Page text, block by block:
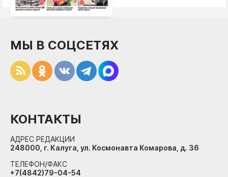
МЫ В СОЦСЕТЯХ
КОНТАКТЫ
АДРЕС РЕДАКЦИИ
248000, г. Калуга, ул. Космонавта Комарова, д. 36
ТЕЛЕФОН/ФАКС
+7(4842)79-04-54